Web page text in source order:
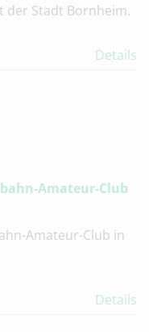
der Stadt Bornheim.
Details
Amateur-Club
Amateur-Club in
Details